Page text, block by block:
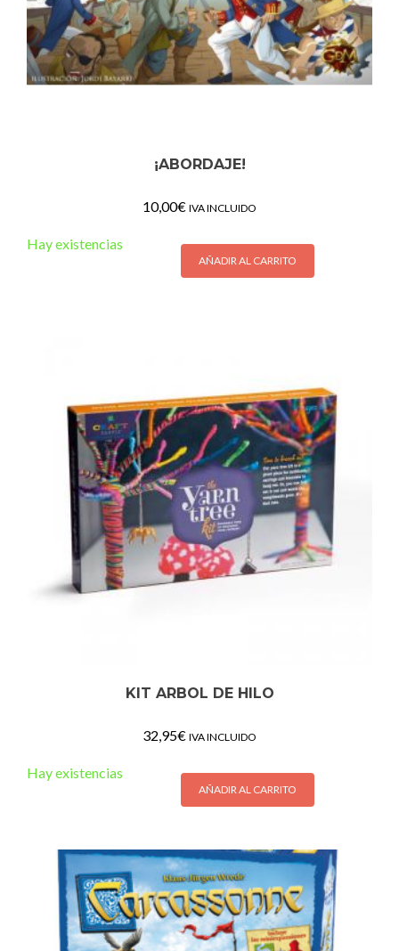
¡ABORDAJE!
10,00€ IVA INCLUIDO
Hay existencias
AÑADIR AL CARRITO
KIT ARBOL DE HILO
32,95€ IVA INCLUIDO
Hay existencias
AÑADIR AL CARRITO